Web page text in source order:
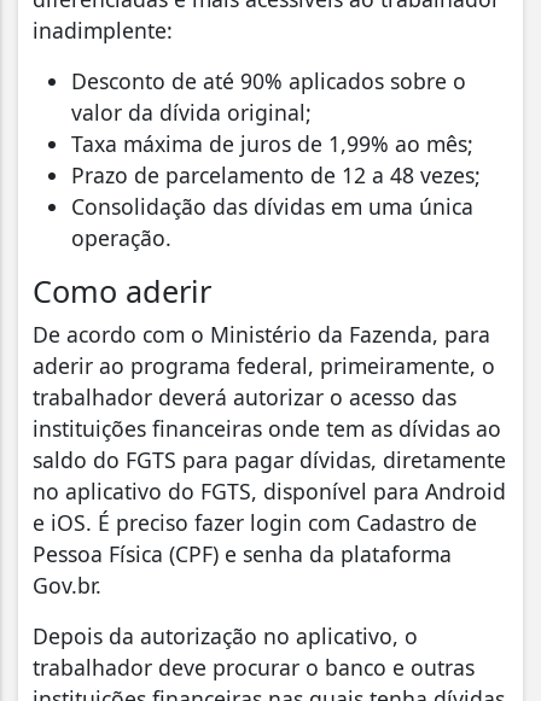
inadimplente:
Desconto de até 90% aplicados sobre o
valor da dívida original;
Taxa máxima de juros de 1,99% ao mês;
Prazo de parcelamento de 12 a 48 vezes;
Consolidação das dívidas em uma única
operação.
Como aderir
De acordo com o Ministério da Fazenda, para
aderir ao programa federal, primeiramente, o
trabalhador deverá autorizar o acesso das
instituições financeiras onde tem as dívidas ao
saldo do FGTS para pagar dívidas, diretamente
no aplicativo do FGTS, disponível para Android
e iOS. É preciso fazer login com Cadastro de
Pessoa Física (CPF) e senha da plataforma
Gov.br.
Depois da autorização no aplicativo, o
trabalhador deve procurar o banco e outras